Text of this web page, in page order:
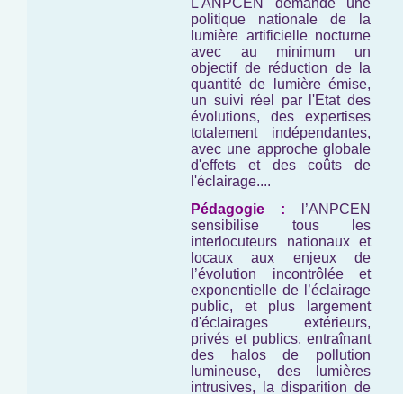
L'ANPCEN demande une
politique nationale de la
lumière artificielle nocturne
avec au minimum un
objectif de réduction de la
quantité de lumière émise,
un suivi réel par l'Etat des
évolutions, des expertises
totalement indépendantes,
avec une approche globale
d'effets et des coûts de
l'éclairage....
Pédagogie :
l’ANPCEN
sensibilise tous les
interlocuteurs nationaux et
locaux aux enjeux de
l’évolution incontrôlée et
exponentielle de l’éclairage
public, et plus largement
d'éclairages extérieurs,
privés et publics, entraînant
des halos de pollution
lumineuse, des lumières
intrusives, la disparition de